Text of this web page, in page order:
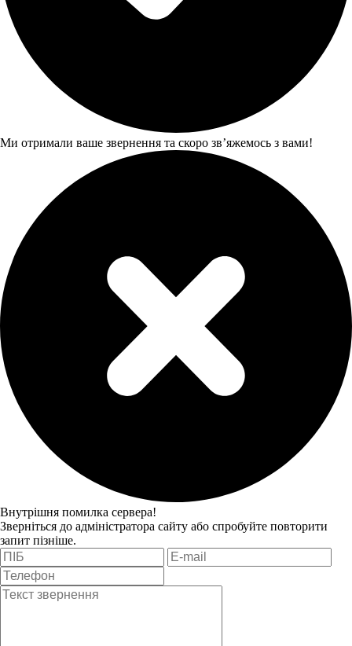
Ми отримали ваше звернення та скоро звʼяжемось з вами!
Внутрішня помилка сервера!
Зверніться до адміністратора сайту або спробуйте повторити
запит пізніше.